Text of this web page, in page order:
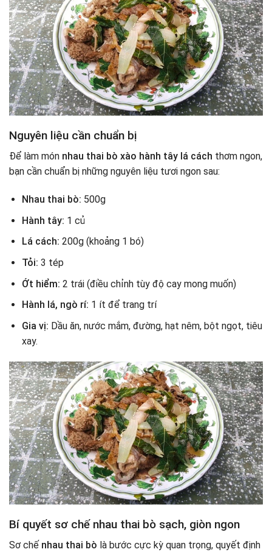
Nguyên liệu cần chuẩn bị
Để làm món nhau thai bò xào hành tây lá cách thơm ngon,
bạn cần chuẩn bị những nguyên liệu tươi ngon sau:
Nhau thai bò: 500g
Hành tây: 1 củ
Lá cách: 200g (khoảng 1 bó)
Tỏi: 3 tép
Ớt hiểm: 2 trái (điều chỉnh tùy độ cay mong muốn)
Hành lá, ngò rí: 1 ít để trang trí
Gia vị: Dầu ăn, nước mắm, đường, hạt nêm, bột ngọt, tiêu
xay.
Bí quyết sơ chế nhau thai bò sạch, giòn ngon
Sơ chế nhau thai bò là bước cực kỳ quan trọng, quyết định